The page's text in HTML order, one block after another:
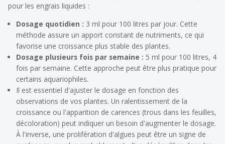
pour les engrais liquides :
Dosage quotidien : 3 ml pour 100 litres par jour. Cette
méthode assure un apport constant de nutriments, ce qui
favorise une croissance plus stable des plantes.
Dosage plusieurs fois par semaine : 5 ml pour 100 litres, 4
fois par semaine. Cette approche peut être plus pratique pour
certains aquariophiles.
Il est essentiel d'ajuster le dosage en fonction des
observations de vos plantes. Un ralentissement de la
croissance ou l'apparition de carences (trous dans les feuilles,
décoloration) peut indiquer un besoin d'augmenter le dosage.
À l'inverse, une prolifération d'algues peut être un signe de